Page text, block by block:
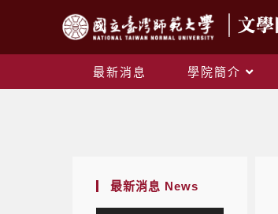
最新消息 學院簡介
最新消息 News